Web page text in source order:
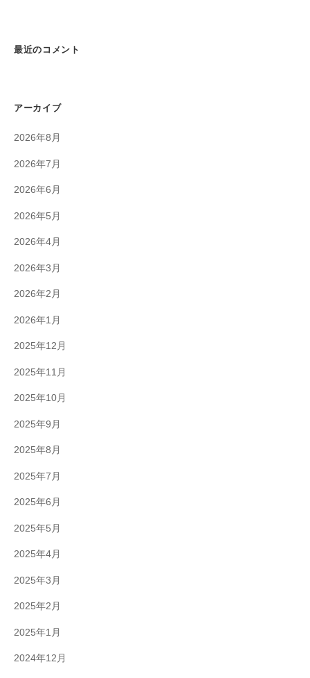
最近のコメント
アーカイブ
2026年8月
2026年7月
2026年6月
2026年5月
2026年4月
2026年3月
2026年2月
2026年1月
2025年12月
2025年11月
2025年10月
2025年9月
2025年8月
2025年7月
2025年6月
2025年5月
2025年4月
2025年3月
2025年2月
2025年1月
2024年12月